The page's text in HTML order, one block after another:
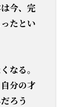
今、完
たとい
なる。
分の才
ろう